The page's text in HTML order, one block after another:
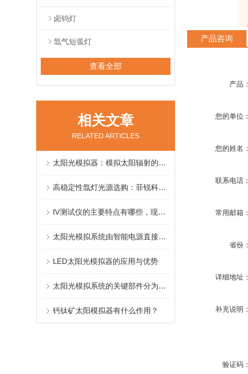
卤钨灯
氙气短弧灯
查看全部
相关文章
RELATED ARTICLES
太阳光模拟器：模拟太阳辐射的科研利器及其使用指南
高稳定性氙灯光源选购：菲锐科技产品优势与多场景适配方案
IV测试仪的主要特点有哪些，现在知道还不晚？
太阳光模拟系统由智能电源直接控制安全有保障
LED太阳光模拟器的应用与优势
太阳光模拟系统的关键部件分为六个模块
钙钛矿太阳模拟器有什么作用？
产品咨询
产品：
您的单位：
您的姓名：
联系电话：
常用邮箱：
省份：
详细地址：
补充说明：
验证码：